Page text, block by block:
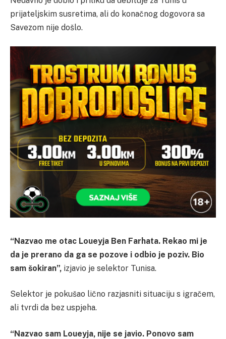
prijateljskim susretima, ali do konačnog dogovora sa
Savezom nije došlo.
“Nazvao me otac Loueyja Ben Farhata. Rekao mi je
da je prerano da ga se pozove i odbio je poziv. Bio
sam šokiran”, izjavio je selektor Tunisa.
Selektor je pokušao lično razjasniti situaciju s igračem,
ali tvrdi da bez uspjeha.
“Nazvao sam Loueyja, nije se javio. Ponovo sam